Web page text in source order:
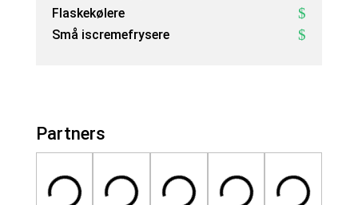
Flaskekølere
Små iscremefrysere
Partners